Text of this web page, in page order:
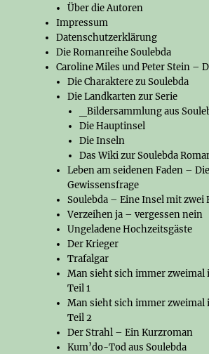
Über die Autoren
Impressum
Datenschutzerklärung
Die Romanreihe Soulebda
Caroline Miles und Peter Stein –
Die Charaktere zu Soulebda
Die Landkarten zur Serie
_Bildersammlung aus
Die Hauptinsel
Die Inseln
Das Wiki zur Soulebda
Leben am seidenen Faden – Die
Gewissensfrage
Soulebda – Eine Insel mit zwei
Verzeihen ja – vergessen nein
Ungeladene Hochzeitsgäste
Der Krieger
Trafalgar
Man sieht sich immer zweimal
Teil 1
Man sieht sich immer zweimal
Teil 2
Der Strahl – Ein Kurzroman
Kum’do-Tod aus Soulebda